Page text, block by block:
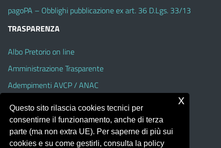
pagoPA – Obblighi pubblicazione ex art. 36 D.Lgs. 33/13
TRASPARENZA
Albo Pretorio on line
Amministrazione Trasparente
Adempimenti AVCP / ANAC
Dichiarazione di accessibilità
Questo sito rilascia cookies tecnici per
consentirne il funzionamento, anche di terza
parte (ma non extra UE). Per saperne di più sui
cookies e su come gestirli, consulta la policy
x